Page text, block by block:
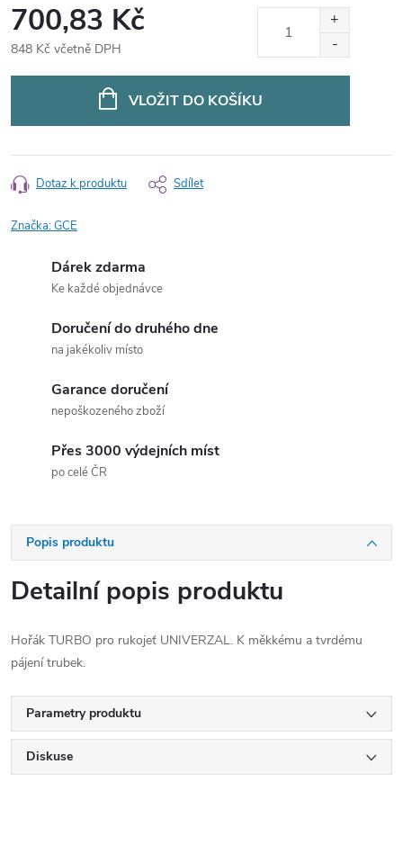
700,83 Kč
848 Kč včetně DPH
VLOŽIT DO KOŠÍKU
Dotaz k produktu Sdílet
Značka:GCE
Dárek zdarma
Ke každé objednávce
Doručení do druhého dne
na jakékoliv místo
Garance doručení
nepoškozeného zboží
Přes 3000 výdejních míst
po celé ČR
Popis produktu
Detailní popis produktu
Hořák TURBO pro rukojeť UNIVERZAL. K měkkému a tvrdému
pájení trubek.
Parametry produktu
Diskuse